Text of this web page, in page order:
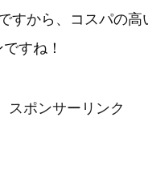
すから、コスパの高
すね！
スポンサーリンク